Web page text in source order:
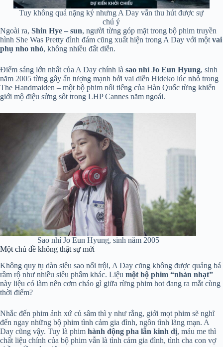
Tuy không quá nặng ký nhưng A Day vẫn thu hút được sự
chú ý
Ngoài ra, Shin Hye – sun, người từng góp mặt trong bộ phim truyền
hình She Was Pretty đình đám cũng xuất hiện trong A Day với một vai
phụ nho nhỏ, không nhiều đất diễn.
Điểm sáng lớn nhất của A Day chính là sao nhí Jo Eun Hyung, sinh
năm 2005 từng gây ấn tượng mạnh bởi vai diễn Hideko lúc nhỏ trong
The Handmaiden – một bộ phim nổi tiếng của Hàn Quốc từng khiến
giới mộ điệu sửng sốt trong LHP Cannes năm ngoái.
Sao nhí Jo Eun Hyung, sinh năm 2005
Một chủ đề không thật sự mới
Không quy tụ dàn siêu sao nổi trội, A Day cũng không được quảng bá
rầm rộ như nhiều siêu phẩm khác. Liệu một bộ phim “nhàn nhạt”
này liệu có làm nên cơm cháo gì giữa rừng phim hot đang ra mắt cùng
thời điểm?
Nhắc đến phim ảnh xứ củ sâm thì y như rằng, giới mọt phim sẽ nghĩ
đến ngay những bộ phim tình cảm gia đình, ngôn tình lãng mạn. A
Day cũng vậy. Tuy là phim hành động pha lẫn kinh dị, máu me thì
chất liệu chính của bộ phim vẫn là tình cảm gia đình, tình cha con vợ